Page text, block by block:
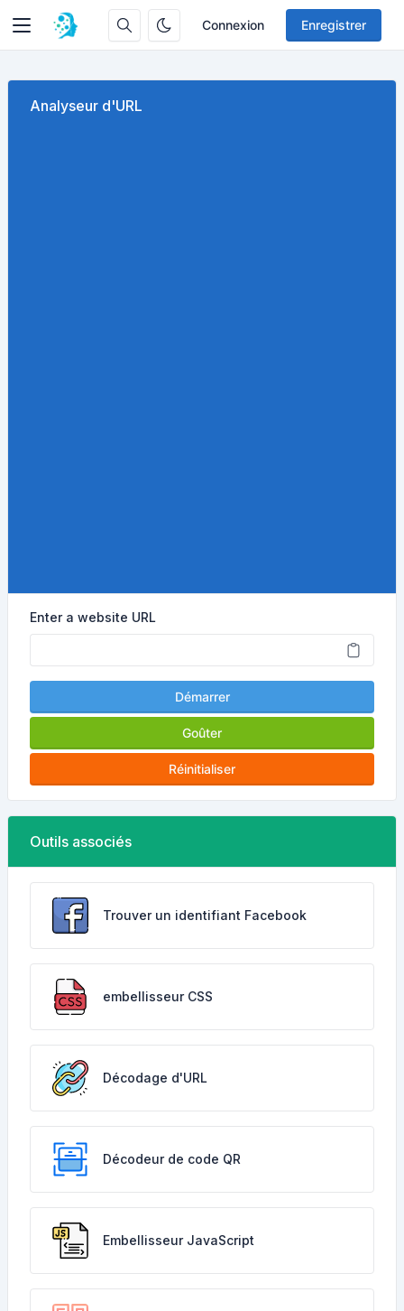
Connexion Enregistrer
Analyseur d'URL
Enter a website URL
Démarrer
Goûter
Réinitialiser
Outils associés
Trouver un identifiant Facebook
embellisseur CSS
Décodage d'URL
Décodeur de code QR
Embellisseur JavaScript